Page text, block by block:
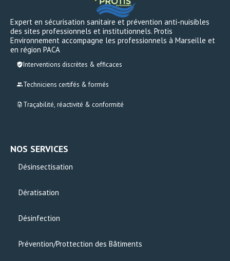
Expert en sécurisation sanitaire et prévention anti-nuisibles
des sites professionnels et institutionnels. Protis
Environnement accompagne les professionnels à Marseille et
en région PACA
Interventions discrètes & efficaces
Techniciens certifés & formés
Traçabilité, réactivité & conformité
NOS SERVICES
Désinsectisation
Dératisation
Désinfection
Prévention/Prottection des Bâtiments